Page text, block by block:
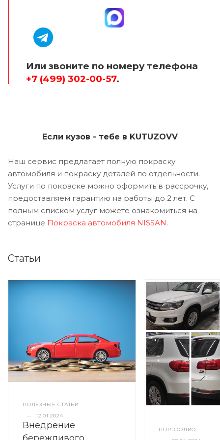
Или звоните по номеру телефона
+7 (499) 302-00-57.
Если кузов - тебе в KUTUZOVV
Наш сервис предлагает полную покраску
автомобиля и покраску деталей по отдельности.
Услуги по покраске можно оформить в рассрочку,
предоставляем гарантию на работы до 2 лет. С
полным списком услуг можете ознакомиться на
странице Покраска автомобиля NISSAN.
Статьи
ПОЛЕЗНЫЕ СТАТЬИ
—
12.01.2024
Внедрение
бережливого
ПОРТФОЛИО